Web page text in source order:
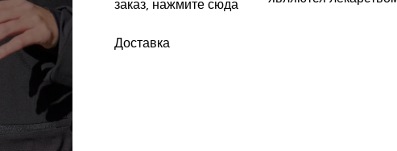
заказ, нажмите сюда
Доставка